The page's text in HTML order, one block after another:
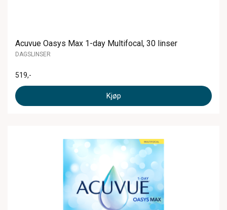
Acuvue Oasys Max 1-day Multifocal, 30 linser
DAGSLINSER
519,-
Kjøp